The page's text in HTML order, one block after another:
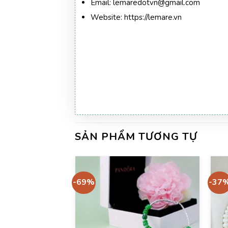
Email: lemaredotvn@gmail.com
Website: https://lemare.vn
SẢN PHẨM TƯƠNG TỰ
-69% -